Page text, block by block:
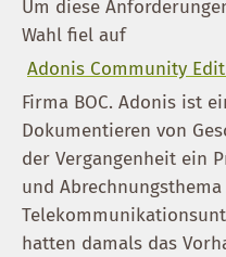
Um diese
Wahl fiel auf
Adonis Community
Firma BOC. Adonis ist
Dokumentieren von
der Vergangenheit ein
und
hatten damals das